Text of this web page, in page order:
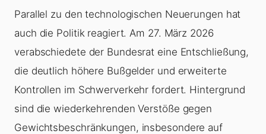
Parallel zu den technologischen Neuerungen hat
auch die Politik reagiert. Am 27. März 2026
verabschiedete der Bundesrat eine Entschließung,
die deutlich höhere Bußgelder und erweiterte
Kontrollen im Schwerverkehr fordert. Hintergrund
sind die wiederkehrenden Verstöße gegen
Gewichtsbeschränkungen, insbesondere auf